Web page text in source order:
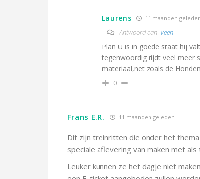
Laurens 11 maanden geleden
Antwoord aan Veen
Plan U is in goede staat hij
tegenwoordig rijdt veel meer
materiaal,net zoals de
0
Frans E.R. 11 maanden geleden
Dit zijn treinritten die onder het thema
speciale aflevering van maken met als
Leuker kunnen ze het dagje niet